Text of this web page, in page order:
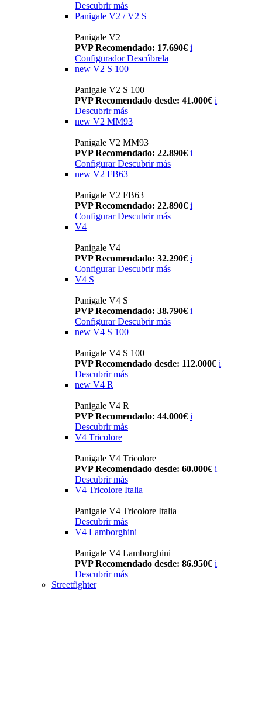
Descubrir más
Panigale V2 / V2 S
Panigale V2
PVP Recomendado: 17.690€ i
Configurador Descúbrela
new V2 S 100
Panigale V2 S 100
PVP Recomendado desde: 41.000€ i
Descubrir más
new V2 MM93
Panigale V2 MM93
PVP Recomendado: 22.890€ i
Configurar Descubrir más
new V2 FB63
Panigale V2 FB63
PVP Recomendado: 22.890€ i
Configurar Descubrir más
V4
Panigale V4
PVP Recomendado: 32.290€ i
Configurar Descubrir más
V4 S
Panigale V4 S
PVP Recomendado: 38.790€ i
Configurar Descubrir más
new V4 S 100
Panigale V4 S 100
PVP Recomendado desde: 112.000€ i
Descubrir más
new V4 R
Panigale V4 R
PVP Recomendado: 44.000€ i
Descubrir más
V4 Tricolore
Panigale V4 Tricolore
PVP Recomendado desde: 60.000€ i
Descubrir más
V4 Tricolore Italia
Panigale V4 Tricolore Italia
Descubrir más
V4 Lamborghini
Panigale V4 Lamborghini
PVP Recomendado desde: 86.950€ i
Descubrir más
Streetfighter